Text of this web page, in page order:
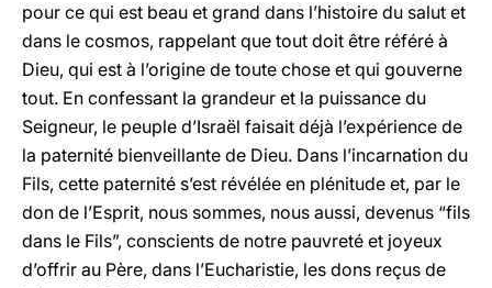
pour ce qui est beau et grand dans l’histoire du salut et
dans le cosmos, rappelant que tout doit être référé à
Dieu, qui est à l’origine de toute chose et qui gouverne
tout. En confessant la grandeur et la puissance du
Seigneur, le peuple d’Israël faisait déjà l’expérience de
la paternité bienveillante de Dieu. Dans l’incarnation du
Fils, cette paternité s’est révélée en plénitude et, par le
don de l’Esprit, nous sommes, nous aussi, devenus “fils
dans le Fils”, conscients de notre pauvreté et joyeux
d’offrir au Père, dans l’Eucharistie, les dons reçus de